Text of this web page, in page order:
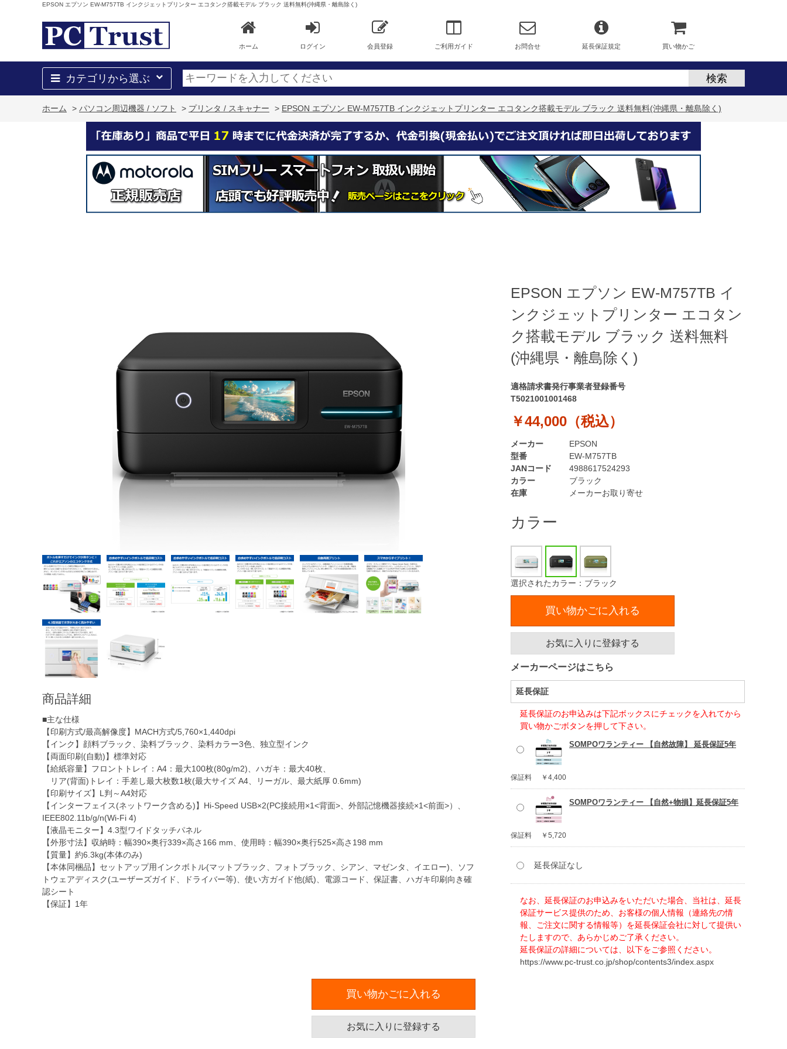
EPSON エプソン EW-M757TB インクジェットプリンター エコタンク搭載モデル ブラック 送料無料(沖縄県・離島除く)
ホーム ログイン 会員登録 ご利用ガイド お問合せ 延長保証規定 買い物かご
カテゴリから選ぶ
ホーム > パソコン周辺機器 / ソフト > プリンタ / スキャナー > EPSON エプソン EW-M757TB インクジェットプリンター エコタンク搭載モデル ブラック 送料無料(沖縄県・離島除く)
商品詳細
■主な仕様
【印刷方式/最高解像度】MACH方式/5,760×1,440dpi
【インク】顔料ブラック、染料ブラック、染料カラー3色、独立型インク
【両面印刷(自動)】標準対応
【給紙容量】フロントトレイ：A4：最大100枚(80g/m2)、ハガキ：最大40枚、
リア(背面)トレイ：手差し最大枚数1枚(最大サイズ A4、リーガル、最大紙厚 0.6mm)
【印刷サイズ】L判～A4対応
【インターフェイス(ネットワーク含める)】Hi-Speed USB×2(PC接続用×1<背面>、外部記憶機器接続×1<前面>）、
IEEE802.11b/g/n(Wi-Fi 4)
【液晶モニター】4.3型ワイドタッチパネル
【外形寸法】収納時：幅390×奥行339×高さ166 mm、使用時：幅390×奥行525×高さ198 mm
【質量】約6.3kg(本体のみ)
【本体同梱品】セットアップ用インクボトル(マットブラック、フォトブラック、シアン、マゼンタ、イエロー)、ソフ
トウェアディスク(ユーザーズガイド、ドライバー等)、使い方ガイド他(紙)、電源コード、保証書、ハガキ印刷向き確
認シート
【保証】1年
EPSON エプソン EW-M757TB イ
ンクジェットプリンター エコタン
ク搭載モデル ブラック 送料無料
(沖縄県・離島除く)
適格請求書発行事業者登録番号
T5021001001468
￥44,000（税込）
型番
EW-M757TB
JANコード
4988617524293
カラー
ブラック
在庫
メーカーお取り寄せ
メーカー EPSON
カラー
選択されたカラー：ブラック
買い物かごに入れる
お気に入りに登録する
メーカーページはこちら
延長保証
延長保証のお申込みは下記ボックスにチェックを入れてから
買い物かごボタンを押して下さい。
SOMPOワランティー 【自然故障】 延長保証5年
保証料 ￥4,400
SOMPOワランティー 【自然+物損】延長保証5年
保証料 ￥5,720
延長保証なし
なお、延長保証のお申込みをいただいた場合、当社は、延長
保証サービス提供のため、お客様の個人情報（連絡先の情
報、ご注文に関する情報等）を延長保証会社に対して提供い
たしますので、あらかじめご了承ください。
延長保証の詳細については、以下をご参照ください。
https://www.pc-trust.co.jp/shop/contents3/index.aspx
買い物かごに入れる
お気に入りに登録する